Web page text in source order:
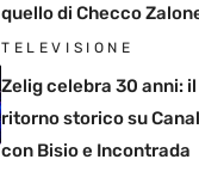
quello di Checco
TELEVISIONE
Zelig celebra 30 anni: il
ritorno storico su
con Bisio e Incontrada